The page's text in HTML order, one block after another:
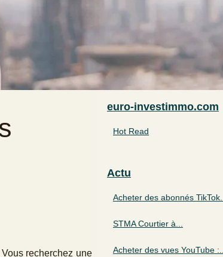
recherchez une
euro-investimmo.com
Hot Read
Actu
Acheter des abonnés TikTok...
STMA Courtier à...
Acheter des vues YouTube :...